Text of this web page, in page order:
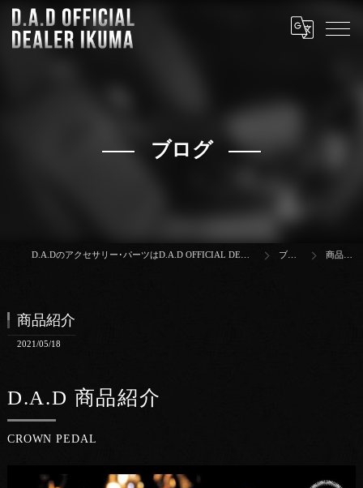
ブログ
D.A.Dのアクセサリー･パーツはD.A.D OFFICIAL DEALER IKUMA ブログ 商品紹介
商品紹介
2021/05/18
CROWN PEDAL
D.A.D 商品紹介